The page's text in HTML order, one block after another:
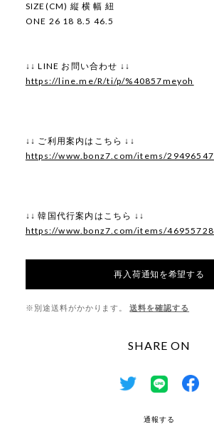
SIZE(CM) 縦 横 幅 紐
ONE 26 18 8.5 46.5
↓↓ LINE お問い合わせ ↓↓
https://line.me/R/ti/p/%40857meyoh
↓↓ ご利用案内はこちら ↓↓
https://www.bonz7.com/items/29496547
↓↓ 韓国代行案内はこちら ↓↓
https://www.bonz7.com/items/46955728
再入荷通知を希望する
※別途送料がかかります。 送料を確認する
SHARE ON
通報する